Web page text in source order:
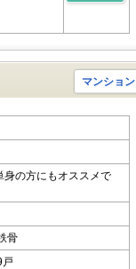
マンション
身の方にもオススメで
骨
戸